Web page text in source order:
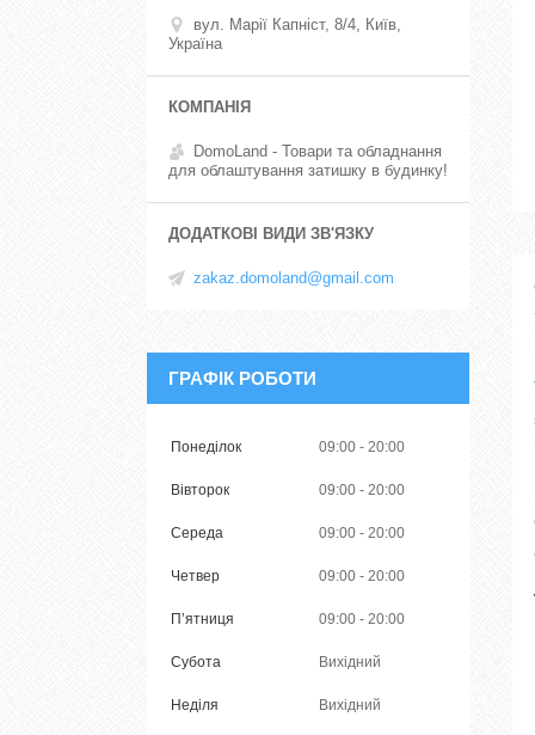
вул. Марії Капніст, 8/4, Київ,
Україна
DomoLand - Товари та обладнання
для облаштування затишку в будинку!
zakaz.domoland@gmail.com
ГРАФІК РОБОТИ
Понеділок 09:00 20:00
Вівторок 09:00 20:00
Середа 09:00 20:00
Четвер 09:00 20:00
Пʼятниця 09:00 20:00
Субота Вихідний
Неділя Вихідний